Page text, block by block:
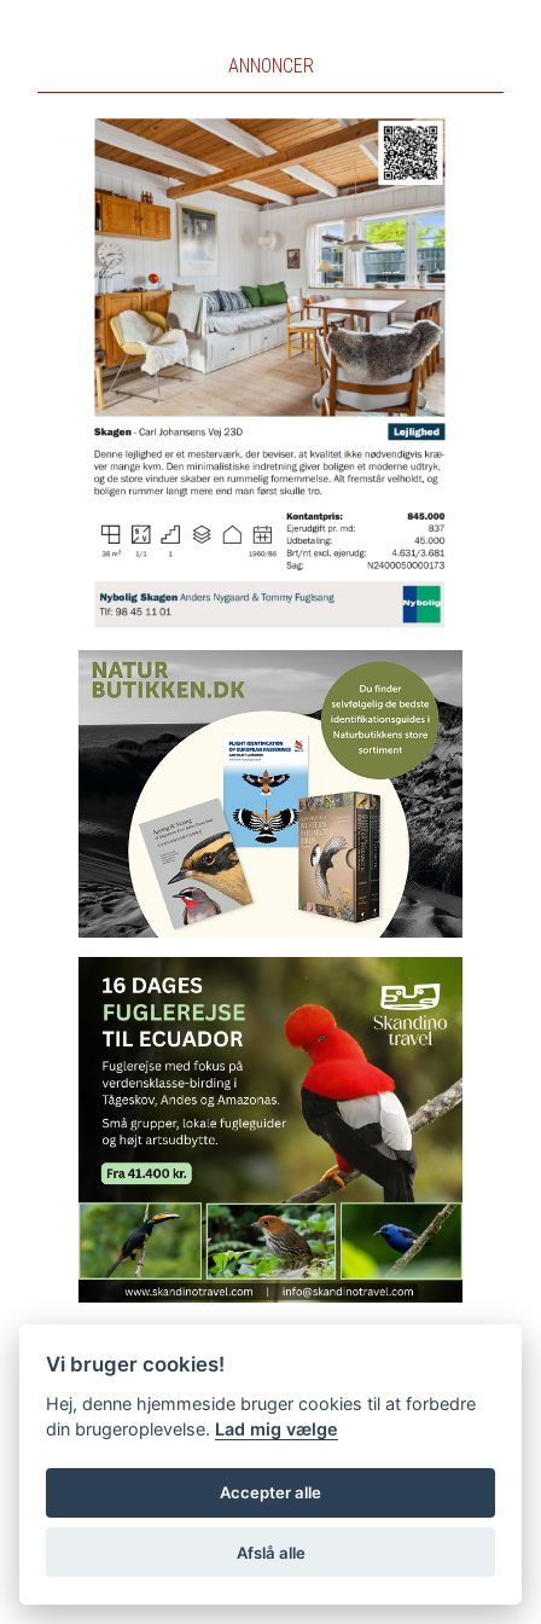
ANNONCER
Vi bruger cookies!
Hej, denne hjemmeside bruger cookies til at forbedre
din brugeroplevelse. Lad mig vælge
Accepter alle
Afslå alle